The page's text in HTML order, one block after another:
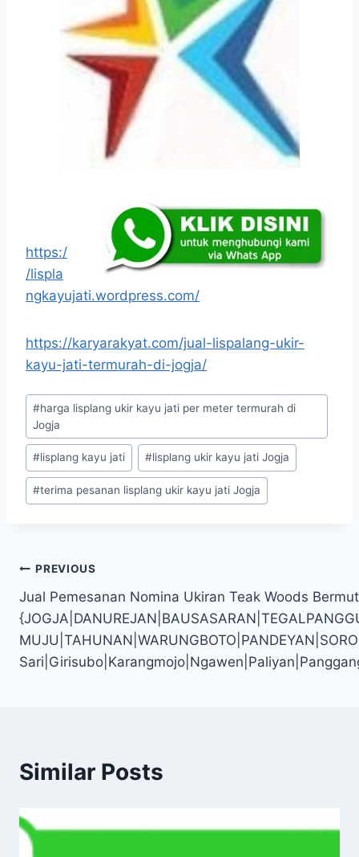
https:/
/lispla
ngkayujati.wordpress.com/
https://karyarakyat.com/jual-lispalang-ukir-
kayu-jati-termurah-di-jogja/
#harga lisplang ukir kayu jati per meter termurah di
Jogja
#lisplang kayu jati #lisplang ukir kayu jati Jogja
#terima pesanan lisplang ukir kayu jati Jogja
PREVIOUS
Jual Pemesanan Nomina Ukiran Teak Woods
Similar Posts